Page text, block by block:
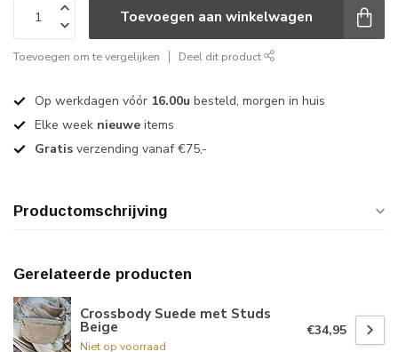
Toevoegen aan winkelwagen
Toevoegen om te vergelijken Deel dit product
Op werkdagen vóór 16.00u besteld, morgen in huis
Elke week nieuwe items
Gratis verzending vanaf €75,-
Productomschrijving
Gerelateerde producten
Crossbody Suede met Studs
Beige
Niet op voorraad
€34,95